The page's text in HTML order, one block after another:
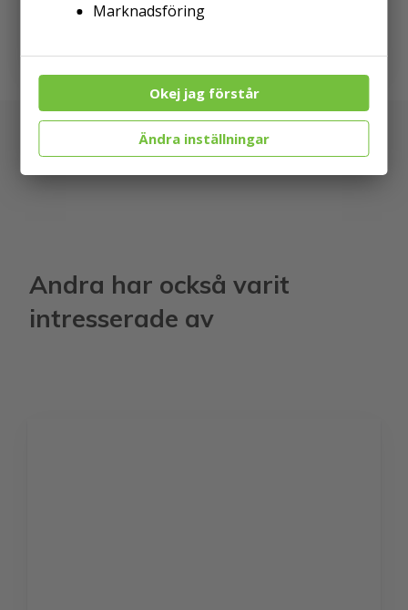
Marknadsföring
Okej jag förstår
Ändra inställningar
​​​​​​​TIll våra gratis resurser →
Andra har också varit
intresserade av